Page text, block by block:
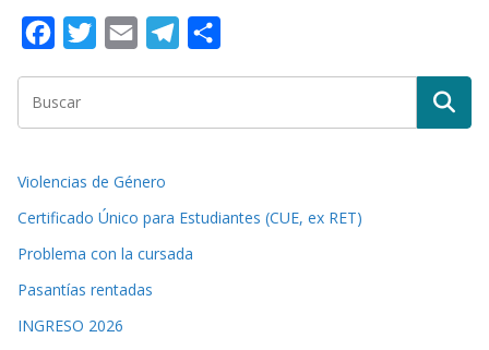
c
e
o
k
t
r
i
e
a
m
p
t
Violencias de Género
Certificado Único para Estudiantes (CUE, ex RET)
Problema con la cursada
Pasantías rentadas
INGRESO 2026